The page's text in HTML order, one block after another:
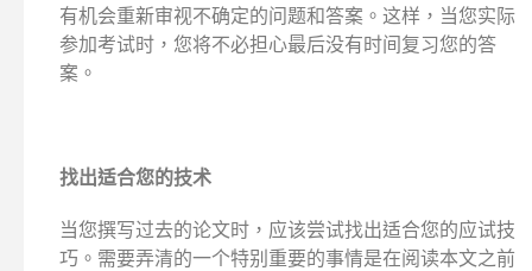
有机会重新审视不确定的问题和答案。这样，当您实际
参加考试时，您将不必担心最后没有时间复习您的答
案。
找出适合您的技术
当您撰写过去的论文时，应该尝试找出适合您的应试技
巧。需要弄清的一个特别重要的事情是在阅读本文之前